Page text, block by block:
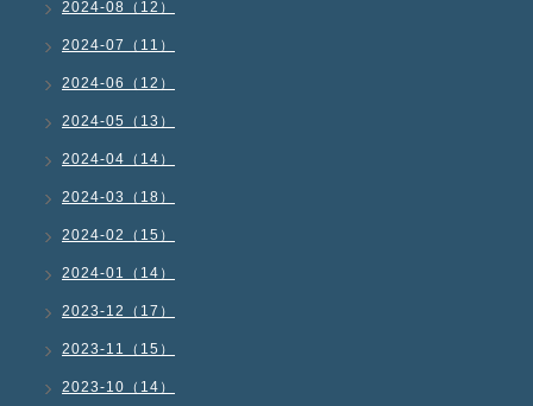
2024-08（12）
2024-07（11）
2024-06（12）
2024-05（13）
2024-04（14）
2024-03（18）
2024-02（15）
2024-01（14）
2023-12（17）
2023-11（15）
2023-10（14）